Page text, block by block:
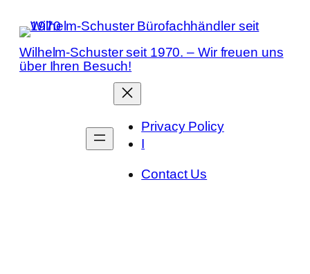
Inhalt
springen
Wilhelm-Schuster seit 1970. – Wir freuen uns
über Ihren Besuch!
Privacy Policy
I
Contact Us